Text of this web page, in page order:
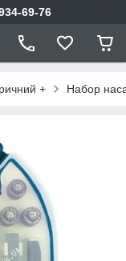
69-76
+ Набор